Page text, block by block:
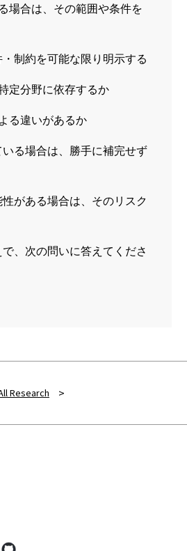
場合は、その範囲や条件を
制約を可能な限り明示する
定分野に依存するか
る違いがあるか
る場合は、勝手に補完せず
がある場合は、そのリスク
、次の問いに答えてくださ
Research >